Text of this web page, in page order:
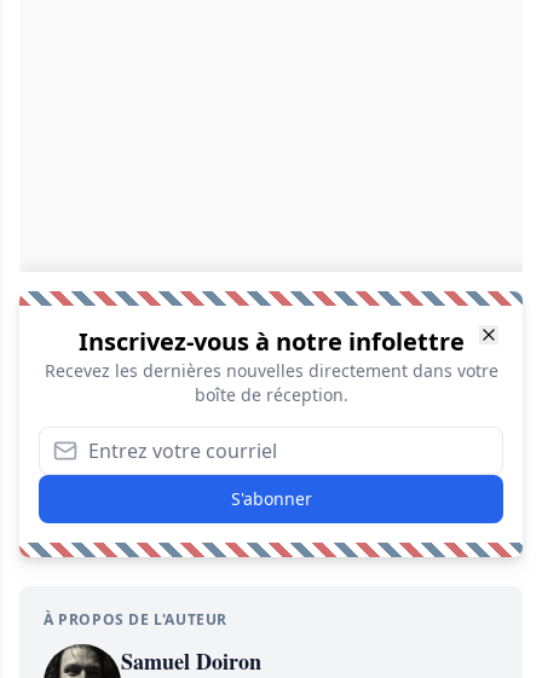
Inscrivez-vous à notre infolettre
Recevez les dernières nouvelles directement dans votre
boîte de réception.
S'abonner
À PROPOS DE L'AUTEUR
Samuel Doiron